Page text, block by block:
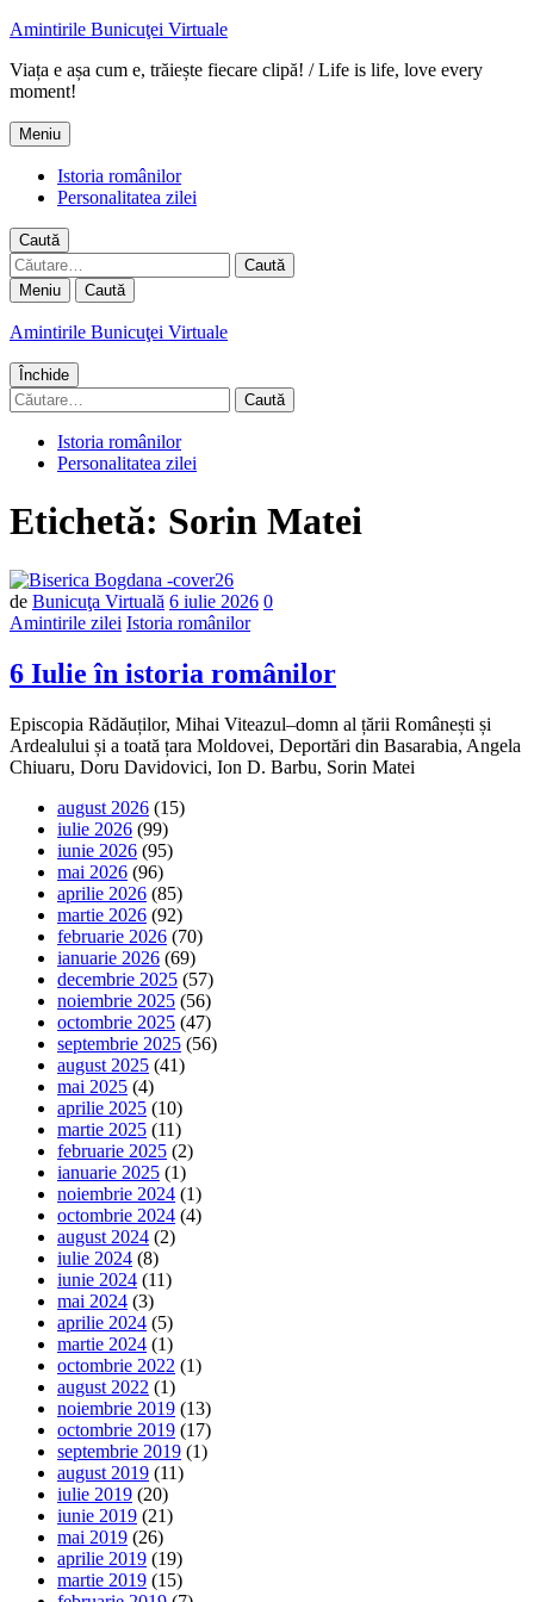
Amintirile Bunicuţei Virtuale
Viața e așa cum e, trăiește fiecare clipă! / Life is life, love every
moment!
Meniu
Istoria românilor
Personalitatea zilei
Caută
Caută
după:
Meniu Caută
Amintirile Bunicuţei Virtuale
Închide
Caută
după:
Istoria românilor
Personalitatea zilei
Etichetă: Sorin Matei
de Bunicuţa Virtuală 6 iulie 2026 Număr
0
Amintirile zilei Istoria românilor
6 Iulie în istoria românilor
Episcopia Rădăuților, Mihai Viteazul–domn al țării Românești și
Ardealului și a toată țara Moldovei, Deportări din Basarabia, Angela
Chiuaru, Doru Davidovici, Ion D. Barbu, Sorin Matei
august 2026 (15)
iulie 2026 (99)
iunie 2026 (95)
mai 2026 (96)
aprilie 2026 (85)
martie 2026 (92)
februarie 2026 (70)
ianuarie 2026 (69)
decembrie 2025 (57)
noiembrie 2025 (56)
octombrie 2025 (47)
septembrie 2025 (56)
august 2025 (41)
mai 2025 (4)
aprilie 2025 (10)
martie 2025 (11)
februarie 2025 (2)
ianuarie 2025 (1)
noiembrie 2024 (1)
octombrie 2024 (4)
august 2024 (2)
iulie 2024 (8)
iunie 2024 (11)
mai 2024 (3)
aprilie 2024 (5)
martie 2024 (1)
octombrie 2022 (1)
august 2022 (1)
noiembrie 2019 (13)
octombrie 2019 (17)
septembrie 2019 (1)
august 2019 (11)
iulie 2019 (20)
iunie 2019 (21)
mai 2019 (26)
aprilie 2019 (19)
martie 2019 (15)